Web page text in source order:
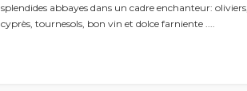
splendides abbayes dans un cadre enchanteur: oliviers,
cyprès, tournesols, bon vin et dolce farniente ....